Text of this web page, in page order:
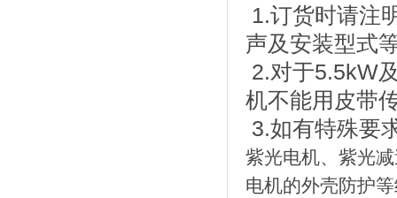
1.订货时请注
声及安装型式
2.对于5.5kW
机不能用皮带
3.如有特殊要
紫光电机、紫光
电机的外壳防护